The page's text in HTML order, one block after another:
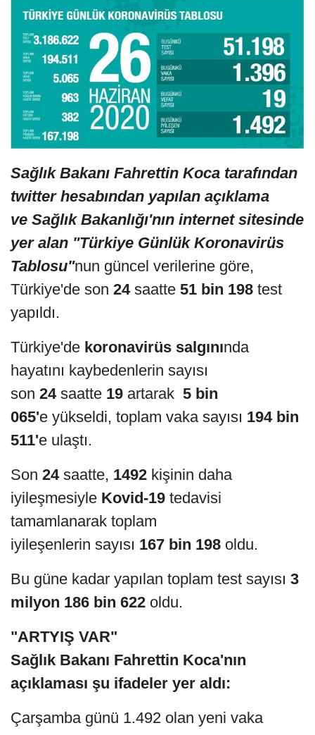
Sağlık Bakanı Fahrettin Koca tarafından
twitter hesabından yapılan açıklama
ve Sağlık Bakanlığı'nın internet sitesinde
yer alan "Türkiye Günlük Koronavirüs
Tablosu"nun güncel verilerine göre,
Türkiye'de son 24 saatte 51 bin 198 test
yapıldı.
Türkiye'de koronavirüs salgınında
hayatını kaybedenlerin sayısı
son 24saatte 19 artarak 5 bin
065'e yükseldi, toplam vaka sayısı 194 bin
511'e ulaştı.
Son 24 saatte, 1492 kişinin daha
iyileşmesiyle Kovid-19 tedavisi
tamamlanarak toplam
iyileşenlerin sayısı 167 bin 198 oldu.
Bu güne kadar yapılan toplam test sayısı 3
milyon 186 bin 622 oldu.
"ARTYIŞ VAR"
Sağlık Bakanı Fahrettin Koca'nın
açıklaması şu ifadeler yer aldı:
Çarşamba günü 1.492 olan yeni vaka